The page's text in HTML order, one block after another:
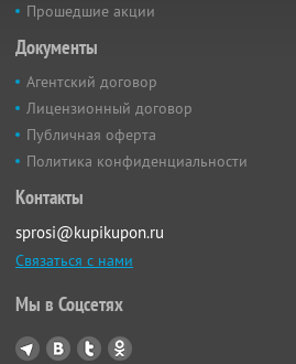
Прошедшие акции
Документы
Агентский договор
Лицензионный договор
Публичная оферта
Политика конфиденциальности
Контакты
sprosi@kupikupon.ru
Связаться с нами
Мы в Соцсетях